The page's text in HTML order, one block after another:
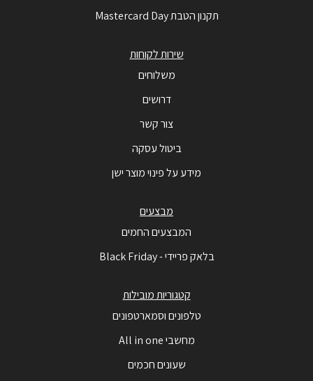
תקנון הטבת Mastercard Day
שירות לקוחות
משלוחים
דרושים
צור קשר
ביטול עסקה
מידע על פינוי מוצר ישן
מבצעים
המבצעים החמים
בלאק פריידי - Black Friday
קטגוריות מובילות
טלפונים וסמארטפונים
מחשבי All in one
שעונים חכמים